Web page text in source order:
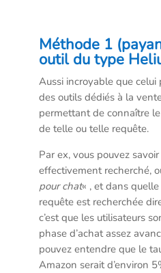
Méthode 1
outil du type
Aussi incroyable que celui
des outils dédiés à la
permettant de connaître
de telle ou telle requête.
Par ex, vous pouvez savoir
effectivement recherché,
pour chat« , et dans
requête est recherchée
c’est que les utilisateurs
phase d’achat assez
pouvez entendre que le
Amazon serait d’environ